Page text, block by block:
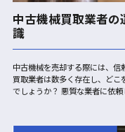
中古機械買取業者
識
中古機械を売却する際には、信
買取業者は数多く存在し、ど
でしょうか？ 悪質な業者に依